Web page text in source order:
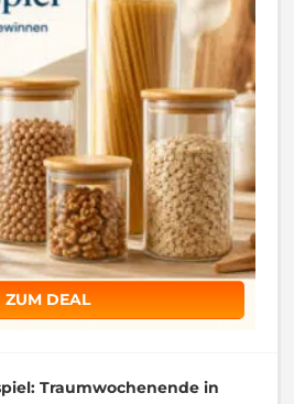
ZUM DEAL
Traumwochenende in